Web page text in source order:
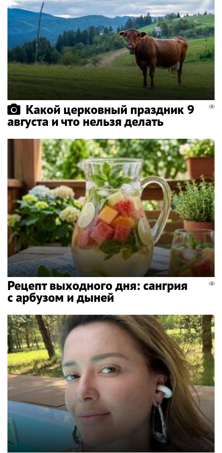
Какой церковный праздник 9
августа и что нельзя делать
Рецепт выходного дня: сангрия
с арбузом и дыней